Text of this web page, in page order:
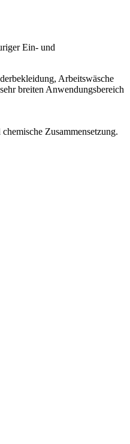
Ein- und
Arbeitswäsche
breiten Anwendungsbereich
Zusammensetzung.